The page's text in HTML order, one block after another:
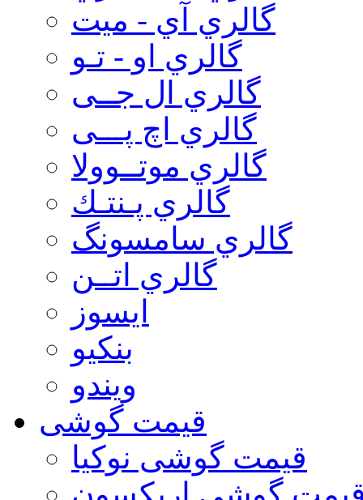
گالري آي - ميت
گالري او - تـو
گالري ال جــی
گالري اچ پـــی
گالري موتــوولا
گالري پـنتـك
گالري سامسونگ
گالري اتــن
ایسوز
بنکیو
ویندو
قیمت گوشی
قیمت گوشی نوكيا